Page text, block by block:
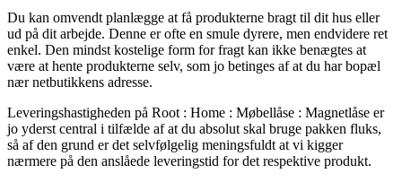
Du kan omvendt planlægge at få produkterne bragt til dit hus eller
ud på dit arbejde. Denne er ofte en smule dyrere, men endvidere ret
enkel. Den mindst kostelige form for fragt kan ikke benægtes at
være at hente produkterne selv, som jo betinges af at du har bopæl
nær netbutikkens adresse.
Leveringshastigheden på Root : Home : Møbellåse : Magnetlåse er
jo yderst central i tilfælde af at du absolut skal bruge pakken fluks,
så af den grund er det selvfølgelig meningsfuldt at vi kigger
nærmere på den anslåede leveringstid for det respektive produkt.